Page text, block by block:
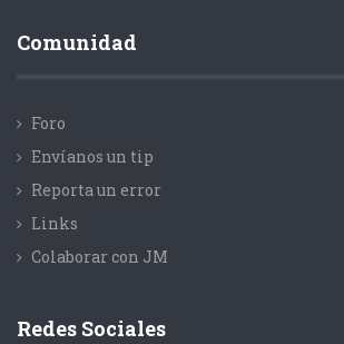
Comunidad
Foro
Envíanos un tip
Reporta un error
Links
Colaborar con JM
Redes Sociales